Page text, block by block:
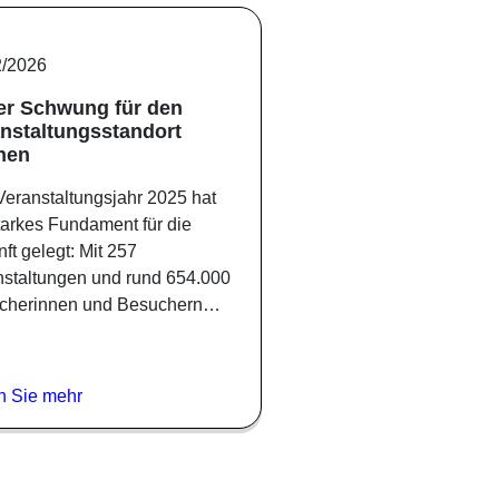
2026
Schwung für den
2025 hat
Fundament für die
gelegt: Mit 257
und rund 654.000
und Besuchern…
Sie mehr